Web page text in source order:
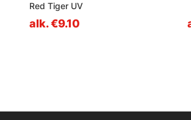
Red Tiger UV
alk. €9.10